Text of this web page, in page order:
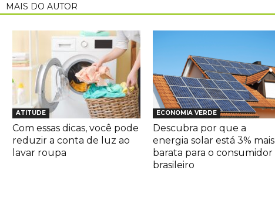
MAIS DO AUTOR
ATITUDE
Com essas dicas, você pode
reduzir a conta de luz ao
lavar roupa
ECONOMIA VERDE
Descubra por que a
energia solar está 3% mais
barata para o consumidor
brasileiro